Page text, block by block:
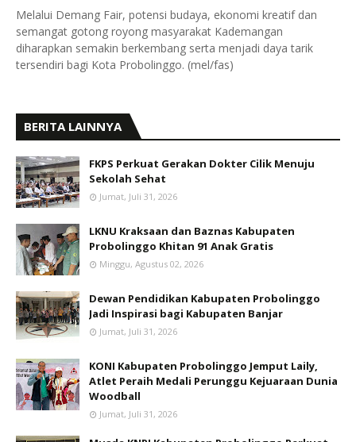
Melalui Demang Fair, potensi budaya, ekonomi kreatif dan
semangat gotong royong masyarakat Kademangan
diharapkan semakin berkembang serta menjadi daya tarik
tersendiri bagi Kota Probolinggo. (mel/fas)
BERITA LAINNYA
FKPS Perkuat Gerakan Dokter Cilik Menuju
Sekolah Sehat
Jumat, Juli 31, 2026
LKNU Kraksaan dan Baznas Kabupaten
Probolinggo Khitan 91 Anak Gratis
Minggu, Agustus 02, 2026
Dewan Pendidikan Kabupaten Probolinggo
Jadi Inspirasi bagi Kabupaten Banjar
Jumat, Juli 31, 2026
KONI Kabupaten Probolinggo Jemput Laily,
Atlet Peraih Medali Perunggu Kejuaraan Dunia
Woodball
Jumat, Juli 31, 2026